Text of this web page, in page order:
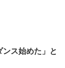
ス始めた」と